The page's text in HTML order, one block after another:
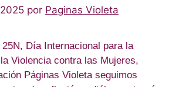
por Paginas Violeta
Día Internacional para la
Violencia contra las Mujeres,
Páginas Violeta seguimos